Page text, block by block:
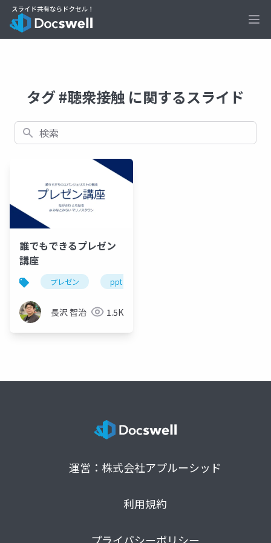
タグ #聴衆接触 に関するスライド
検索
誰でもできるプレゼン
講座
プレゼン ppt
長沢 智治 1.5K
運営：株式会社アプルーシッド
利用規約
プライバシーポリシー